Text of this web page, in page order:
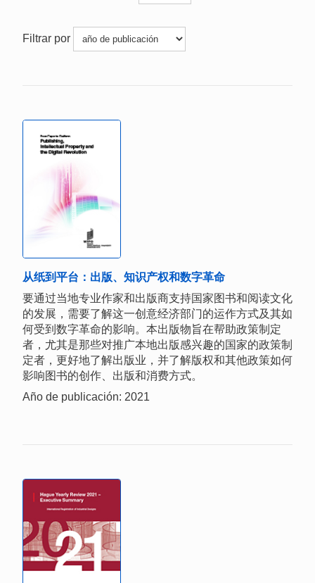
Filtrar por
从纸到平台：出版、知识产权和数字革命
要通过当地专业作家和出版商支持国家图书和阅读文化
的发展，需要了解这一创意经济部门的运作方式及其如
何受到数字革命的影响。本出版物旨在帮助政策制定
者，尤其是那些对推广本地出版感兴趣的国家的政策制
定者，更好地了解出版业，并了解版权和其他政策如何
影响图书的创作、出版和消费方式。
Año de publicación: 2021